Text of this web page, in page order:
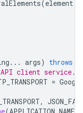
(element
... args) throws
client service.
=
,